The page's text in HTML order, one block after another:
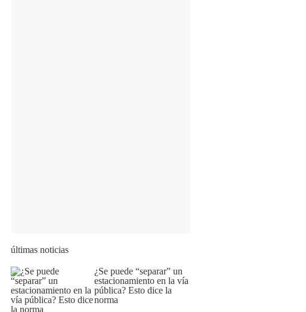
últimas noticias
¿Se puede “separar” un
estacionamiento en la vía
pública? Esto dice la
norma